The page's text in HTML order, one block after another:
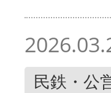
民鉄・公